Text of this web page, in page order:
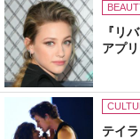
『リ
アプ
テイ